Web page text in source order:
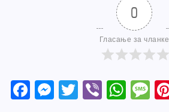
0
Гласање за чланке
F
M
T
Vi W M